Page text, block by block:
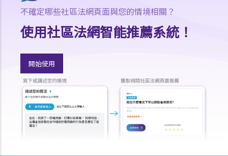
不確定哪些社區法網頁面與您的情境相關？
使用社區法網智能推薦系統！
開始使用